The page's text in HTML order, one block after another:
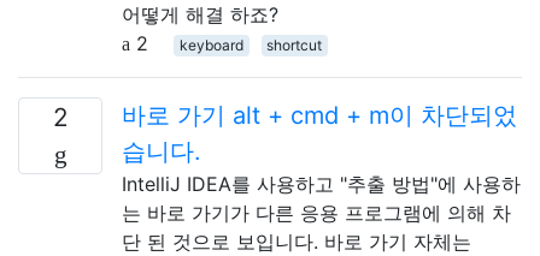
어떻게 해결 하죠?
2
keyboard shortcut
2
바로 가기 alt + cmd + m이 차단되었
습니다.
IntelliJ IDEA를 사용하고 "추출 방법"에 사용하
는 바로 가기가 다른 응용 프로그램에 의해 차
단 된 것으로 보입니다. 바로 가기 자체는